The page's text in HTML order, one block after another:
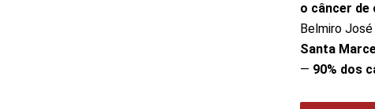
o câncer de
Belmiro
Santa
— 90% dos